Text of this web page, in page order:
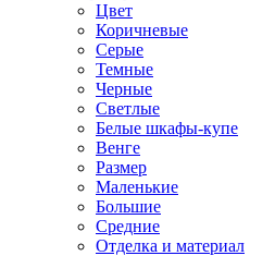
Цвет
Коричневые
Серые
Темные
Черные
Светлые
Белые шкафы-купе
Венге
Размер
Маленькие
Большие
Средние
Отделка и материал